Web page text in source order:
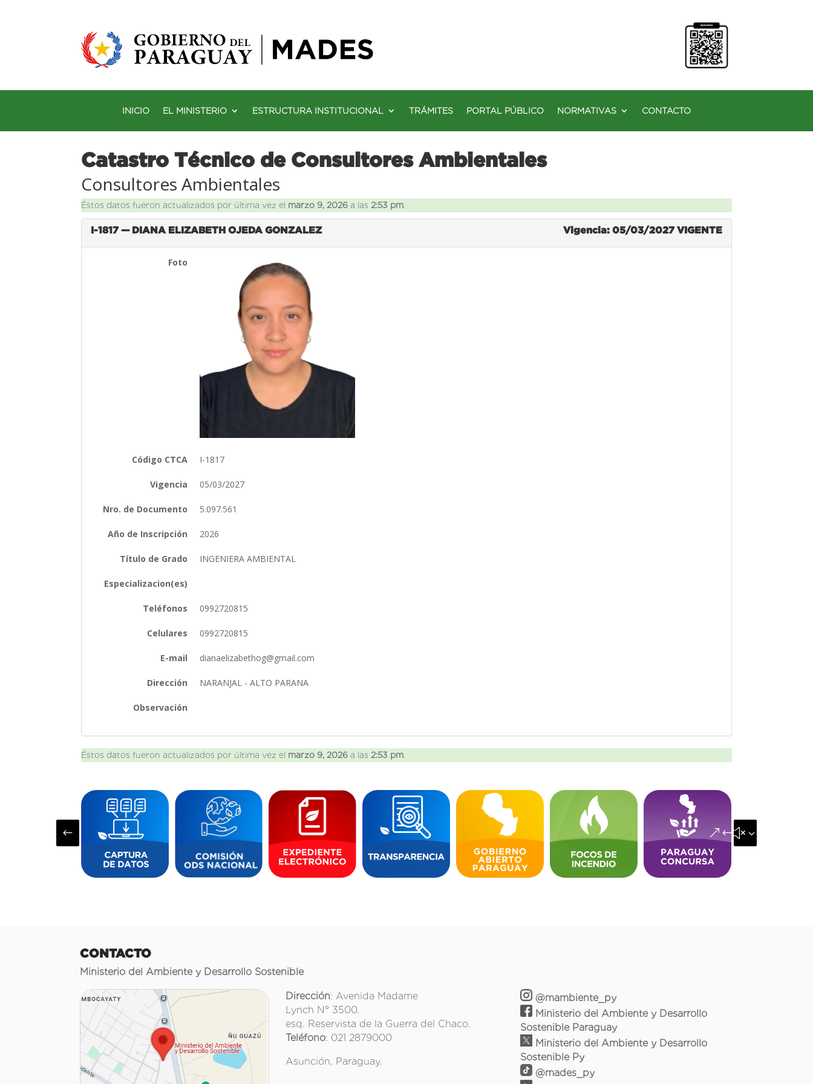
INICIO EL MINISTERIO ESTRUCTURA INSTITUCIONAL TRÁMITES PORTAL PÚBLICO NORMATIVAS CONTACTO
Catastro Técnico de Consultores Ambientales
Consultores Ambientales
Éstos datos fueron actualizados por última vez el marzo 9, 2026 a las 2:53 pm
I-1817 — DIANA ELIZABETH OJEDA GONZALEZ Vigencia: 05/03/2027 VIGENTE
Foto
Código CTCA I-1817
Vigencia 05/03/2027
Nro. de Documento 5.097.561
Año de Inscripción 2026
Título de Grado INGENIERA AMBIENTAL
Especializacion(es)
Teléfonos 0992720815
Celulares 0992720815
E-mail dianaelizabethog@gmail.com
Dirección NARANJAL - ALTO PARANA
Observación
Éstos datos fueron actualizados por última vez el marzo 9, 2026 a las 2:53 pm
# &#x35;
CONTACTO
Ministerio del Ambiente y Desarrollo Sostenible
Dirección: Avenida Madame
Lynch N° 3500.
esq. Reservista de la Guerra del Chaco.
Teléfono: 021 2879000
Asunción, Paraguay.
@mambiente_py
Ministerio del Ambiente y Desarrollo
Sostenible Paraguay
Ministerio del Ambiente y Desarrollo
Sostenible Py
@mades_py